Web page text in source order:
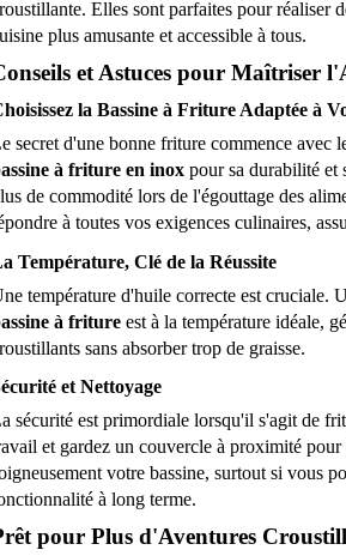
Elles sont parfaites pour réaliser
plus amusante et accessible à tous.
et Astuces pour Maîtriser
la Bassine à Friture Adaptée à
secret d'une bonne friture commence avec
à friture en inox pour sa durabilité et
de commodité lors de l'égouttage des
à toutes vos exigences culinaires,
Température, Clé de la Réussite
à friture est à la température idéale,
sans absorber trop de graisse.
et Nettoyage
sécurité est primordiale lorsqu'il s'agit de
et gardez un couvercle à proximité
votre bassine, surtout si vous
à long terme.
pour Plus d'Aventures